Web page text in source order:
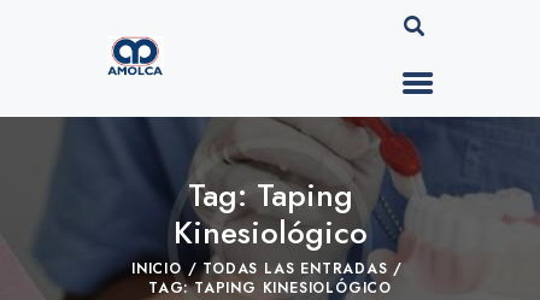
Tag: Taping
Kinesiológico
INICIO
TODAS LAS ENTRADAS
TAG: TAPING KINESIOLÓGICO